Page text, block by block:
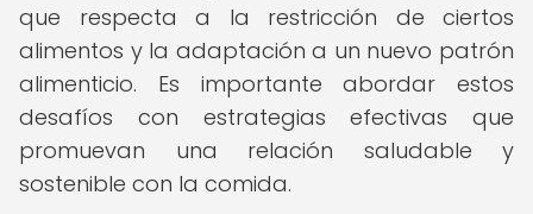
que respecta a la restricción de ciertos
alimentos y la adaptación a un nuevo patrón
alimenticio. Es importante abordar estos
desafíos con estrategias efectivas que
promuevan una relación saludable y
sostenible con la comida.